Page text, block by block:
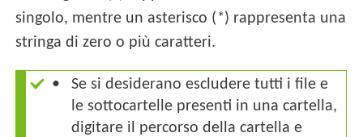
singolo, mentre un asterisco ( *) rappresenta una
stringa di zero o più caratteri.
Se si desiderano escludere tutti i file e
le sottocartelle presenti in una cartella,
digitare il percorso della cartella e